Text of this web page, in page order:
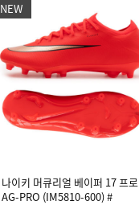
NEW
나이키 머큐리얼 베이퍼 17 프로
AG-PRO (IM5810-600) #